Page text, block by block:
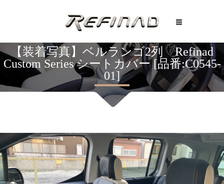
【装着写真】ベルランゴ2列 Refinad
Custom Series シートカバー [品番:C0545-
01]